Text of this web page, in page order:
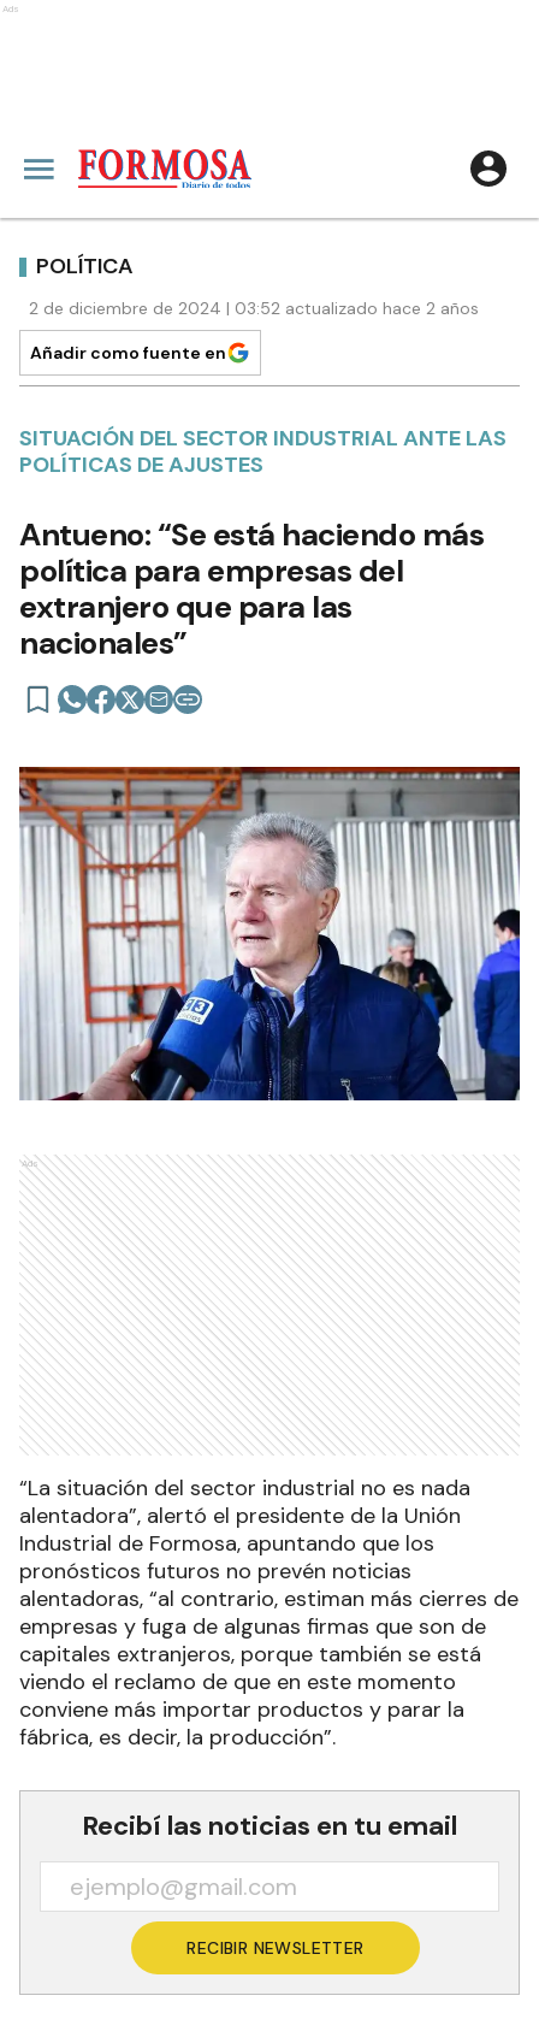
Ads
POLÍTICA
2 de diciembre de 2024 | 03:52 actualizado hace 2 años
Añadir como fuente en
SITUACIÓN DEL SECTOR INDUSTRIAL ANTE LAS
POLÍTICAS DE AJUSTES
Antueno: “Se está haciendo más
política para empresas del
extranjero que para las
nacionales”
Ads
“La situación del sector industrial no es nada
alentadora”, alertó el presidente de la Unión
Industrial de Formosa, apuntando que los
pronósticos futuros no prevén noticias
alentadoras, “al contrario, estiman más cierres de
empresas y fuga de algunas firmas que son de
capitales extranjeros, porque también se está
viendo el reclamo de que en este momento
conviene más importar productos y parar la
fábrica, es decir, la producción”.
Recibí las noticias en tu email
RECIBIR NEWSLETTER